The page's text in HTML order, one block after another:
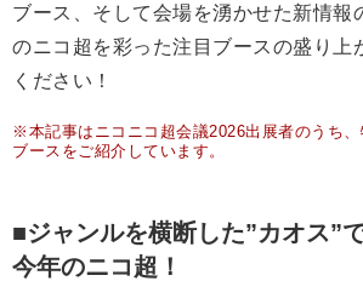
ブース、そして会場を湧かせた新情報
のニコ超を彩った注目ブースの盛り上
ください！
※本記事はニコニコ超会議2026出展者のうち
ブースをご紹介しています。
■ジャンルを横断した”カオス”
今年のニコ超！